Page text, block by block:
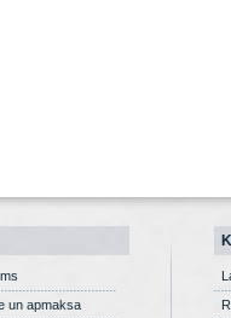
un apmaksa